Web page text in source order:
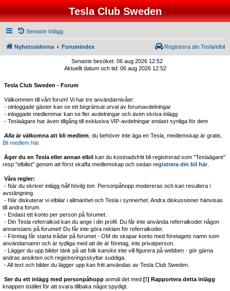
Tesla Club Sweden
Senaste Inlägg
Nyhetssidorna Forumindex Registrera din Tesla/elbil
Senaste besöket: 06 aug 2026 12:52
Aktuellt datum och tid: 06 aug 2026 12:52
Tesla Club Sweden - Forum
Välkommen till vårt forum! Vi har tre användarnivåer:
- oinloggade gäster kan se ett begränsat urval av forumavdelningar
- inloggade medlemmar kan se fler avdelningar och även skriva inlägg
- Teslaägare har även tillgång till exklusiva VIP-avdelningar endast synliga för dem
Alla är välkomna att bli medlem , du behöver inte äga en Tesla, medlemskap är gratis.
Bli medlem här
Äger du en Tesla eller annan elbil kan du kostnadsfritt bli registrerad som "Teslaägare"
resp "elbilist" genom att först skaffa medlemskap och sedan registrera din bil här.
Våra regler:
- När du skriver inlägg håll hövlig ton. Personpåhopp modereras och kan resultera i
avstängning.
- Här diskuterar vi elbilar i allmänhet och Tesla i synnerhet. Andra diskussioner hänvisas
till andra forum.
- Endast ett konto per person på forumet.
- Din Tesla referralkod kan du ange i din profil. Du får inte använda referralkoder någon
annanstans på forumet! Du får inte göra reklam för referralkoder.
- Företag får starta trådar på forumet - OM de skapar konto med företagets namn som
användarnamn och är tydliga med att de är företag, inte privatperson.
- Lägger du upp bilder tänk på att folk kanske inte vill figurera på webben - gör gärna
andras ansikten och registreringsskyltar suddiga.
- All text och bilder du lägger upp kan fritt användas av Tesla Club Sweden.
Ser du ett inlägg med personpåhopp anmäl det med [!] Rapportera detta inlägg
knappen istället för att svara tillbaka något spydigt.